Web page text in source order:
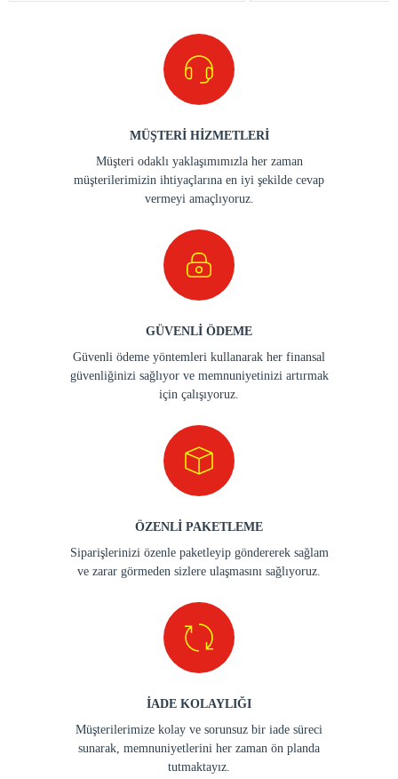
MÜŞTERİ HİZMETLERİ
Müşteri odaklı yaklaşımımızla her zaman
müşterilerimizin ihtiyaçlarına en iyi şekilde cevap
vermeyi amaçlıyoruz.
GÜVENLİ ÖDEME
Güvenli ödeme yöntemleri kullanarak her finansal
güvenliğinizi sağlıyor ve memnuniyetinizi artırmak
için çalışıyoruz.
ÖZENLİ PAKETLEME
Siparişlerinizi özenle paketleyip göndererek sağlam
ve zarar görmeden sizlere ulaşmasını sağlıyoruz.
İADE KOLAYLIĞI
Müşterilerimize kolay ve sorunsuz bir iade süreci
sunarak, memnuniyetlerini her zaman ön planda
tutmaktayız.